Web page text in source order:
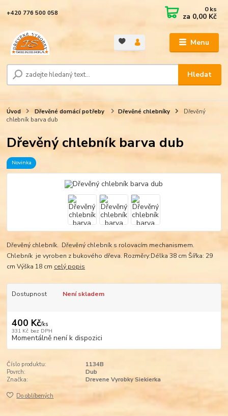
Menu
Hledat
+420 776 500 058 0ks
za 0,00 Kč
Úvod Dřevěné domácí potřeby Dřevěné chlebníky
Dřevěný
chlebník barva dub
Dřevěný chlebník barva dub
Novinka
Dřevěný chlebník. Dřevěný chlebník s rolovacím mechanismem.
Chlebník je vyroben z bukového dřeva. Rozměry:Délka 38 cm Šířka: 29
cm Výška 18 cm celý popis
Dostupnost Není skladem
400 Kč/ks
331 Kč bez DPH
Momentálně není k dispozici
Číslo produktu:
1134B
Povrch:
Dub
Značka:
Drevene Vyrobky Siekierka
Do oblíbených